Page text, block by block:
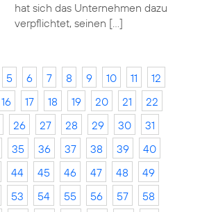
hat sich das Unternehmen dazu
verpflichtet, seinen […]
5 6 7 8 9 10 11
12
16 17 18 19 20 21
22
26 27 28 29 30
31
35 36 37 38 39
40
44 45 46 47 48
49
53 54 55 56 57
58